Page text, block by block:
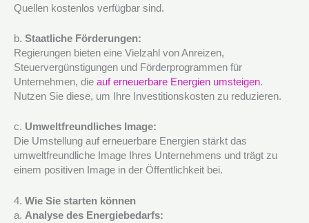
Quellen kostenlos verfügbar sind.
b. Staatliche Förderungen:
Regierungen bieten eine Vielzahl von Anreizen,
Steuervergünstigungen und Förderprogrammen für
Unternehmen, die auf erneuerbare Energien umsteigen.
Nutzen Sie diese, um Ihre Investitionskosten zu reduzieren.
c. Umweltfreundliches Image:
Die Umstellung auf erneuerbare Energien stärkt das
umweltfreundliche Image Ihres Unternehmens und trägt zu
einem positiven Image in der Öffentlichkeit bei.
4. Wie Sie starten können
a. Analyse des Energiebedarfs: